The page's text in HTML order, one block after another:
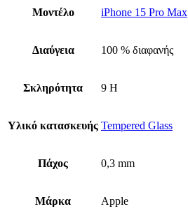
Μοντέλο iPhone 15 Pro Max
Διαύγεια 100 % διαφανής
Σκληρότητα 9 H
Υλικό κατασκευής Tempered Glass
Πάχος 0,3 mm
Μάρκα Apple